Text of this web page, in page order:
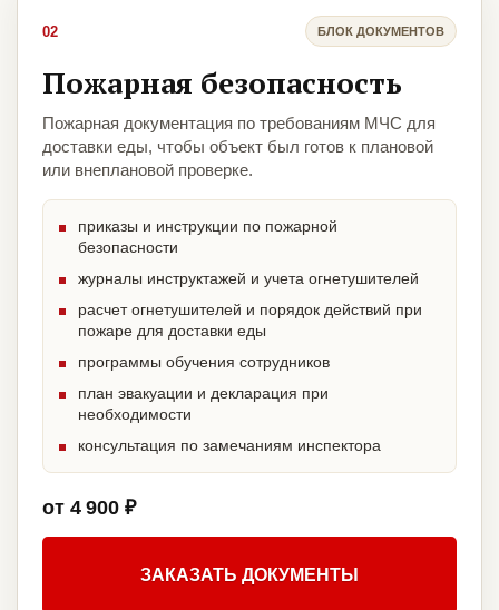
02 БЛОК ДОКУМЕНТОВ
Пожарная безопасность
Пожарная документация по требованиям МЧС для
доставки еды, чтобы объект был готов к плановой
или внеплановой проверке.
приказы и инструкции по пожарной
безопасности
журналы инструктажей и учета огнетушителей
расчет огнетушителей и порядок действий при
пожаре для доставки еды
программы обучения сотрудников
план эвакуации и декларация при
необходимости
консультация по замечаниям инспектора
от 4 900 ₽
ЗАКАЗАТЬ ДОКУМЕНТЫ